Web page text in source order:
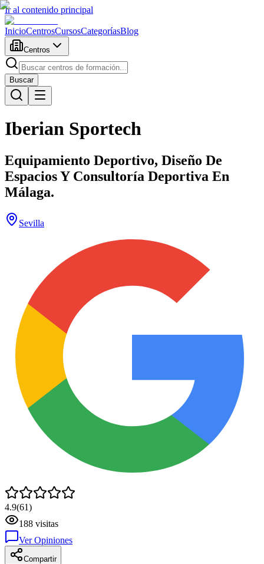
Ir al contenido principal
InicioCentrosCursosCategoríasBlog
Centros
Buscar
Iberian Sportech
Equipamiento Deportivo, Diseño De
Espacios Y Consultoría Deportiva En
Málaga.
Sevilla
4.9(61)
188 visitas
Ver Opiniones
Compartir